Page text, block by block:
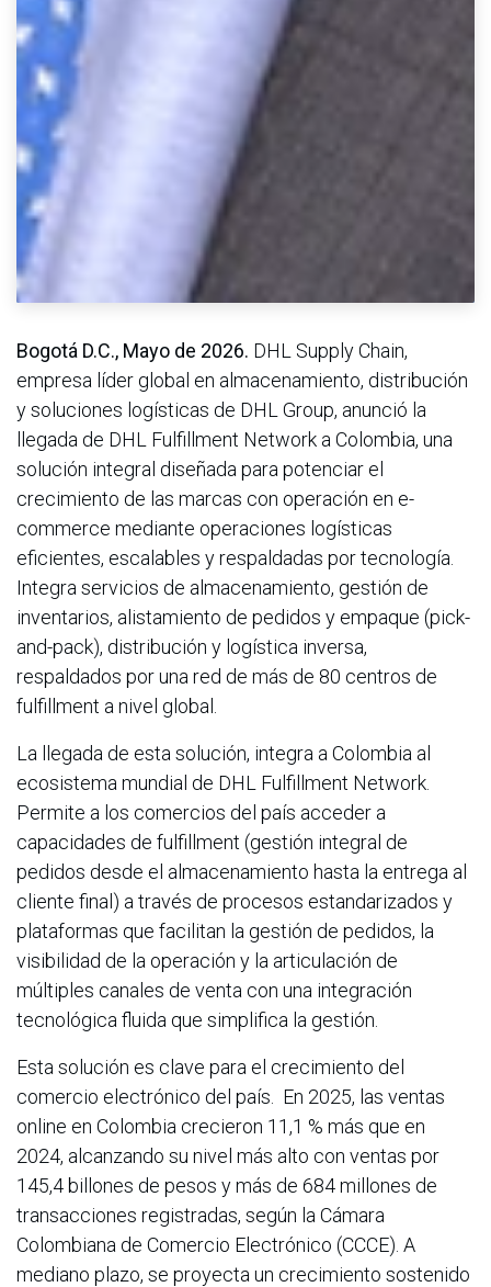
Bogotá D.C., Mayo de 2026. DHL Supply Chain,
empresa líder global en almacenamiento, distribución
y soluciones logísticas de DHL Group, anunció la
llegada de DHL Fulfillment Network a Colombia, una
solución integral diseñada para potenciar el
crecimiento de las marcas con operación en e-
commerce mediante operaciones logísticas
eficientes, escalables y respaldadas por tecnología.
Integra servicios de almacenamiento, gestión de
inventarios, alistamiento de pedidos y empaque (pick-
and-pack), distribución y logística inversa,
respaldados por una red de más de 80 centros de
fulfillment a nivel global.
La llegada de esta solución, integra a Colombia al
ecosistema mundial de DHL Fulfillment Network.
Permite a los comercios del país acceder a
capacidades de fulfillment (gestión integral de
pedidos desde el almacenamiento hasta la entrega al
cliente final) a través de procesos estandarizados y
plataformas que facilitan la gestión de pedidos, la
visibilidad de la operación y la articulación de
múltiples canales de venta con una integración
tecnológica fluida que simplifica la gestión.
Esta solución es clave para el crecimiento del
comercio electrónico del país. En 2025, las ventas
online en Colombia crecieron 11,1 % más que en
2024, alcanzando su nivel más alto con ventas por
145,4 billones de pesos y más de 684 millones de
transacciones registradas, según la Cámara
Colombiana de Comercio Electrónico (CCCE). A
mediano plazo, se proyecta un crecimiento sostenido